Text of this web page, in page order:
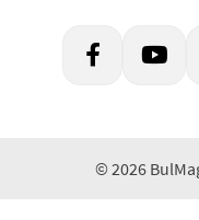
© 2026